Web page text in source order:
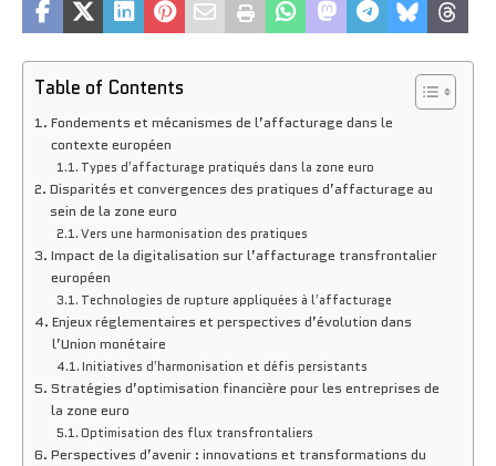
Table of Contents
Fondements et mécanismes de l’affacturage dans le
contexte européen
Types d’affacturage pratiqués dans la zone euro
Disparités et convergences des pratiques d’affacturage au
sein de la zone euro
Vers une harmonisation des pratiques
Impact de la digitalisation sur l’affacturage transfrontalier
européen
Technologies de rupture appliquées à l’affacturage
Enjeux réglementaires et perspectives d’évolution dans
l’Union monétaire
Initiatives d’harmonisation et défis persistants
Stratégies d’optimisation financière pour les entreprises de
la zone euro
Optimisation des flux transfrontaliers
Perspectives d’avenir : innovations et transformations du